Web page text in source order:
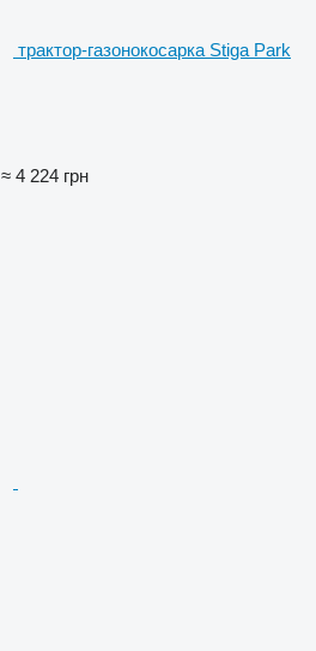
трактор-газонокосарка Stiga Park
≈ 4 224 грн